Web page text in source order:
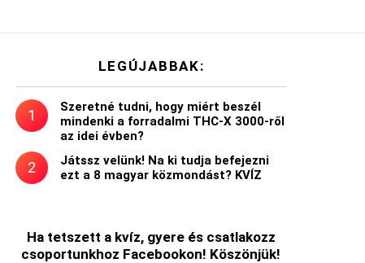
LEGÚJABBAK:
Szeretné tudni, hogy miért beszél
mindenki a forradalmi THC-X 3000-ről
az idei évben?
Játssz velünk! Na ki tudja befejezni
ezt a 8 magyar közmondást? KVÍZ
Ha tetszett a kvíz, gyere és csatlakozz
csoportunkhoz Facebookon! Köszönjük!